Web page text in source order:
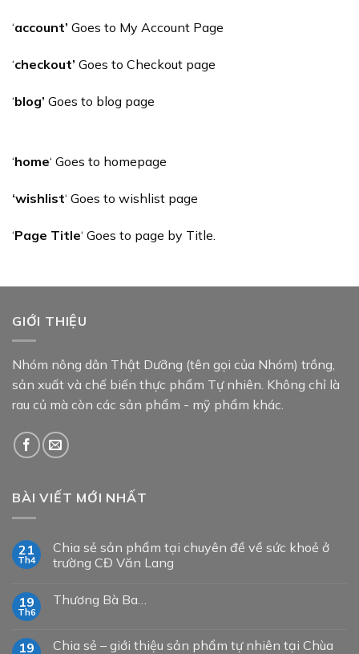
‘account’ Goes to My Account Page
‘checkout’ Goes to Checkout page
‘blog’ Goes to blog page
‘home‘ Goes to homepage
‘wishlist‘ Goes to wishlist page
‘Page Title‘ Goes to page by Title.
GIỚI THIỆU
Nhóm nông dân Thật Dưỡng (tên gọi của Nhóm) trồng,
sản xuất và chế biến thực phẩm Tự nhiên. Không chỉ là
rau củ mà còn các sản phẩm - mỹ phẩm khác.
BÀI VIẾT MỚI NHẤT
21
Th4
Chia sẻ sản phẩm tại chuyên đề về sức khoẻ ở
trường CĐ Văn Lang
19
Th6
Thương Bà Ba…
19
Chia sẻ – giới thiệu sản phẩm tự nhiên tại Chùa